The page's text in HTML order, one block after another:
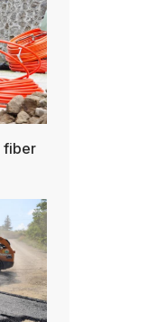
fiber